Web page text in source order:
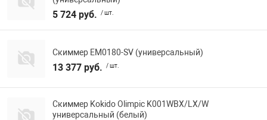
5 724 руб. / шт.
Скиммер EM0180-SV (универсальный)
13 377 руб. / шт.
Скиммер Kokido Olimpic K001WBX/LX/W
универсальный (белый)